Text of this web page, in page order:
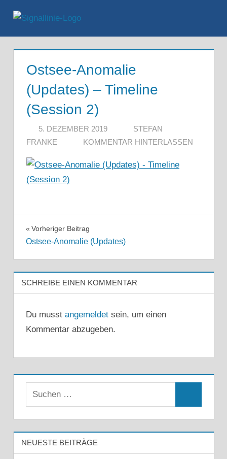
Inhalt
springen
Ostsee-Anomalie
(Updates) – Timeline
(Session 2)
5. DEZEMBER 2019
STEFAN
FRANKE
KOMMENTAR HINTERLASSEN
Beitragsnavigation
Vorheriger Beitrag
Ostsee-Anomalie (Updates)
SCHREIBE EINEN KOMMENTAR
Du musst angemeldetsein, um einen
Kommentar abzugeben.
NEUESTE BEITRÄGE